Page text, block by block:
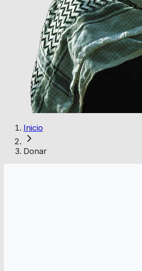
Inicio
Donar
* Gaza Online es el nombre público de
Sí. Todas las donaciones se